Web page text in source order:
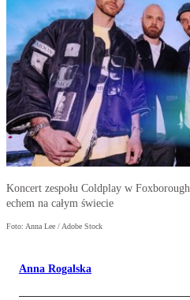
Koncert zespołu Coldplay w
echem na całym świecie
Foto: Anna Lee / Adobe Stock
Anna Rogalska